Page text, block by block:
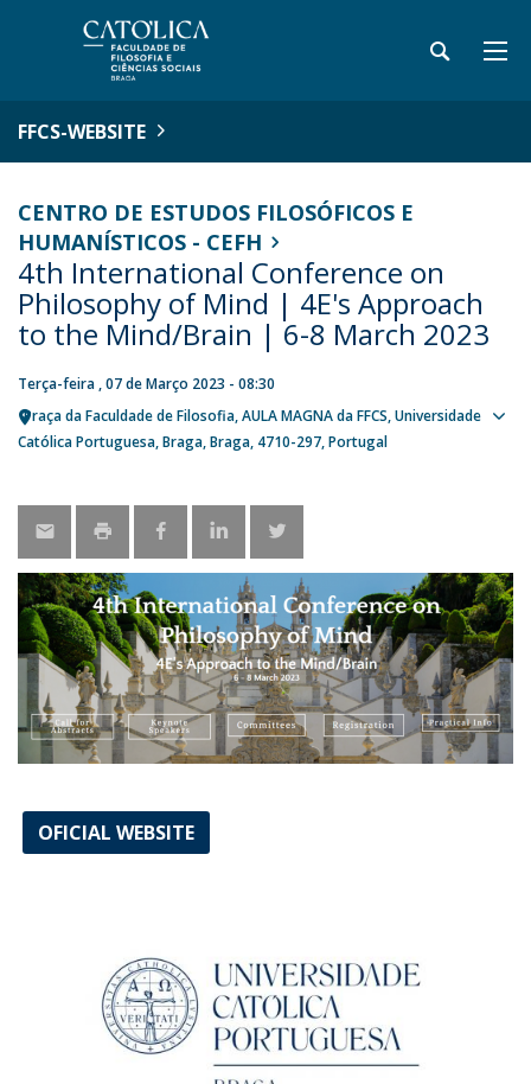
FFCS-WEBSITE
CENTRO DE ESTUDOS FILOSÓFICOS E
HUMANÍSTICOS - CEFH
4th International Conference on
Philosophy of Mind | 4E's Approach
to the Mind/Brain | 6-8 March 2023​
Terça-feira , 07 de Março 2023 - 08:30
Praça da Faculdade de Filosofia AULA MAGNA da FFCS, Universidade
Católica Portuguesa Braga Braga 4710-297 Portugal
OFICIAL WEBSITE